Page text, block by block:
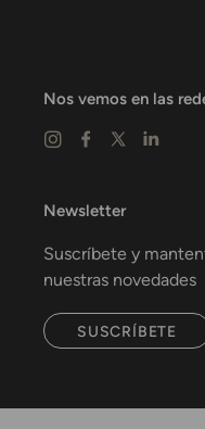
Nos vemos en las
Newsletter
Suscríbete y
nuestras novedades
SUSCRÍBETE